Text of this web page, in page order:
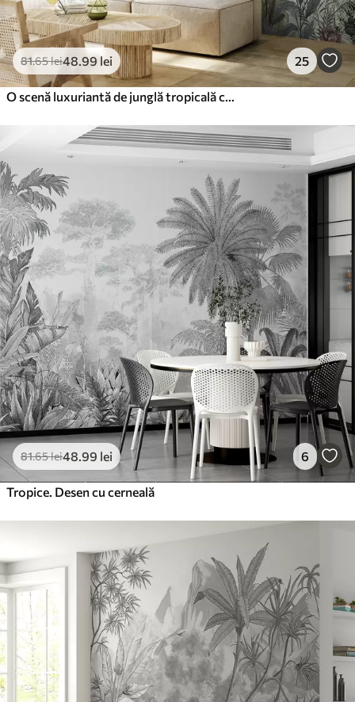
81.65lei48.99 lei 25
O scenă luxuriantă de junglă tropicală cu diferiți palmieri, frunze mari și flori colorate în prim plan
81.65lei48.99 lei 6
Tropice. Desen cu cerneală